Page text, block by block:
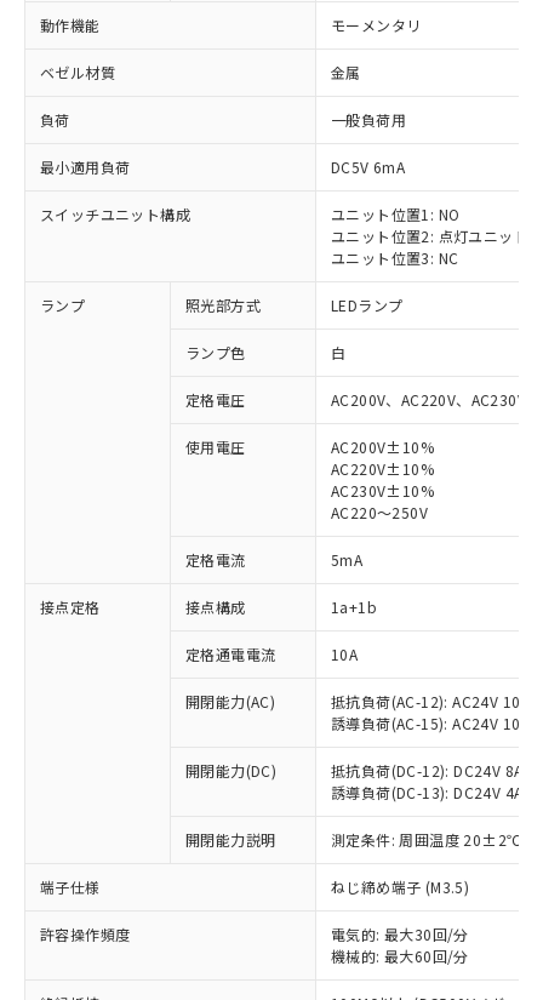
動作機能 モーメンタリ
ベゼル材質 金属
負荷 一般負荷用
最小適用負荷 DC5V 6mA
スイッチユニット構成
ユニット位置1: NO
ユニット位置2: 点灯ユニット
ユニット位置3: NC
ランプ 照光部方式 LEDランプ
ランプ色 白
定格電圧 AC200V、AC220V、AC230V
使用電圧
AC200V±10%
AC220V±10%
AC230V±10%
AC220～250V
定格電流 5mA
接点定格 接点構成 1a+1b
定格通電電流 10A
開閉能力(AC)
抵抗負荷(AC-12): AC24V 10A/
誘導負荷(AC-15): AC24V
開閉能力(DC)
抵抗負荷(DC-12): DC24V 8A/
誘導負荷(DC-13): DC24V 4A/
開閉能力説明 測定条件: 周囲温度 20±2℃、
端子仕様 ねじ締め端子 (M3.5)
許容操作頻度
電気的: 最大30回/分
機械的: 最大60回/分
以下の条件をお読みいただき、同意のうえ
本サービスは、当社制御機器事業取扱
商品の当社在庫状況および標準価格
当社制御機器事業取扱商品の中には、
※1 対応状況
対応済み：EU RoHS指令（10物質）の
非含有に対応した製品が提供可能な商品で
対応予定：EU RoHS指令（10物質）の非含
有に対応した製品に切り替える予定のある
対応予定なし：EU RoHS指令（10物質）の
非含有に非対応の商品で、対応品を出す予
定はありません。
調査・確認中：EU RoHS指令（10物質）の
非含有の対応状況を調査中または確認中の
非該当品：ライセンス料など無形物で、有
害物質有無と関係のない商品です。
仕入先様の事情により、非含有部品として
※1 中国RoHS○×表
「○」：最大均質材料含有率が中国RoHSの
基準値以下であることを示します。
「×」：最大均質材料含有率が中国RoHSの